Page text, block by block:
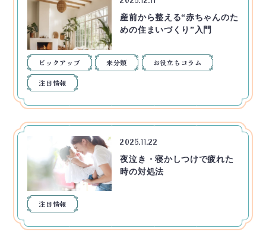
産前から整える“赤ちゃんのた
めの住まいづくり”入門
ピックアップ 未分類 お役立ちコラム
注目情報
2025.11.22
夜泣き・寝かしつけで疲れた
時の対処法
注目情報